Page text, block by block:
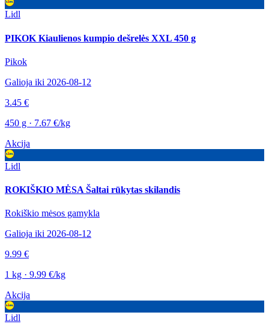
Lidl
PIKOK Kiaulienos kumpio dešrelės XXL 450 g
Pikok
Galioja iki 2026-08-12
3.45 €
450 g · 7.67 €/kg
Akcija
Lidl
ROKIŠKIO MĖSA Šaltai rūkytas skilandis
Rokiškio mėsos gamykla
Galioja iki 2026-08-12
9.99 €
1 kg · 9.99 €/kg
Akcija
Lidl